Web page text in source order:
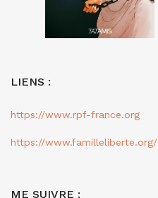
LIENS :
https://www.rpf-france.org
https://www.familleliberte.org/
ME SUIVRE :